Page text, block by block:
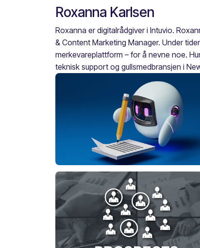
Roxanna Karlsen
Roxanna er digitalrådgiver i Intuvio.
& Content Marketing Manager. Under
merkevareplattform – for å nevne noe.
teknisk support og gullsmedbransjen i